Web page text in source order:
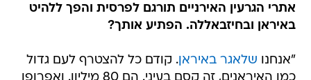
אתרי הגרעין האירניים תורגם לפרסית והפך ללהיט
באיראן ובחיזבאללה. הפתיע אותך?
"אנחנו שלאגר באיראן. קודם כל להצטרף לעם גדול